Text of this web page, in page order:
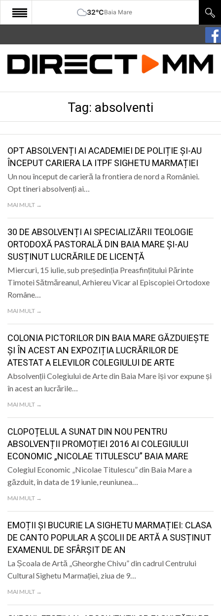
32°CBaia Mare
START
COMUNITATE
SANATATE
SPORT
SPECIAL
POLITIC
LIFE
Tag: absolventi
OPT ABSOLVENȚI AI ACADEMIEI DE POLIȚIE ȘI-AU
ÎNCEPUT CARIERA LA ITPF SIGHETU MARMAȚIEI
Un nou început de carieră la frontiera de nord a României.
Opt tineri absolvenți ai…
MAI MULT →
30 DE ABSOLVENȚI AI SPECIALIZĂRII TEOLOGIE
ORTODOXĂ PASTORALĂ DIN BAIA MARE ȘI-AU
SUSȚINUT LUCRĂRILE DE LICENȚĂ
Miercuri, 15 iulie, sub președinția Preasfințitului Părinte
Timotei Sătmăreanul, Arhiereu Vicar al Episcopiei Ortodoxe
Române…
MAI MULT →
COLONIA PICTORILOR DIN BAIA MARE GĂZDUIEȘTE
ȘI ÎN ACEST AN EXPOZIȚIA LUCRĂRILOR DE
ATESTAT A ELEVILOR COLEGIULUI DE ARTE
Absolvenții Colegiului de Arte din Baia Mare își vor expune și
în acest an lucrările…
MAI MULT →
CLOPOȚELUL A SUNAT DIN NOU PENTRU
ABSOLVENȚII PROMOȚIEI 2016 AI COLEGIULUI
ECONOMIC „NICOLAE TITULESCU” BAIA MARE
Colegiul Economic „Nicolae Titulescu” din Baia Mare a
găzduit, în data de 19 iunie, reuniunea…
MAI MULT →
EMOȚII ȘI BUCURIE LA SIGHETU MARMAȚIEI: CLASA
DE CANTO POPULAR A ȘCOLII DE ARTĂ A SUSȚINUT
EXAMENUL DE SFÂRȘIT DE AN
La Școala de Artă „Gheorghe Chivu” din cadrul Centrului
Cultural Sighetu Marmației, ziua de 9…
MAI MULT →